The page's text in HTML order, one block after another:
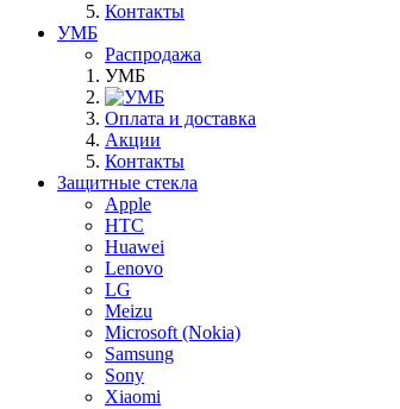
Контакты
УМБ
Распродажа
УМБ
Оплата и доставка
Акции
Контакты
Защитные стекла
Apple
HTC
Huawei
Lenovo
LG
Meizu
Microsoft (Nokia)
Samsung
Sony
Xiaomi